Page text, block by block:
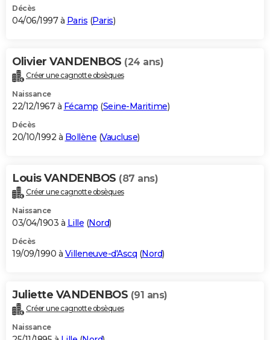
Décès
04/06/1997 à Paris (Paris)
Olivier VANDENBOS (24 ans)
Créer une cagnotte obsèques
Naissance
22/12/1967 à Fécamp (Seine-Maritime)
Décès
20/10/1992 à Bollène (Vaucluse)
Louis VANDENBOS (87 ans)
Créer une cagnotte obsèques
Naissance
03/04/1903 à Lille (Nord)
Décès
19/09/1990 à Villeneuve-d'Ascq (Nord)
Juliette VANDENBOS (91 ans)
Créer une cagnotte obsèques
Naissance